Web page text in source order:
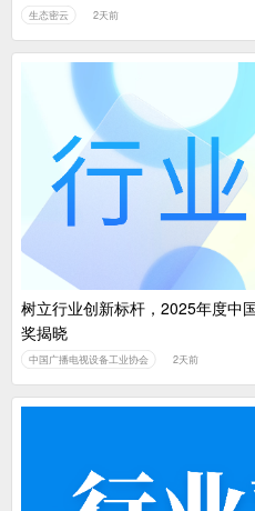
生态密云 2天前
树立行业创新标杆，2025年度中
奖揭晓
中国广播电视设备工业协会 2天前